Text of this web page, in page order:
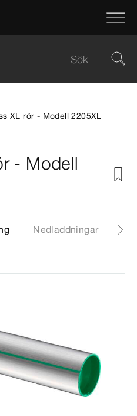
XL rör - Modell 2205XL
- Modell
Nedladdningar